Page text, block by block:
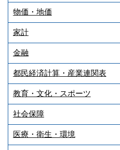
物価・地価
家計
金融
都民経済計算・産業連関表
教育・文化・スポーツ
社会保障
医療・衛生・環境